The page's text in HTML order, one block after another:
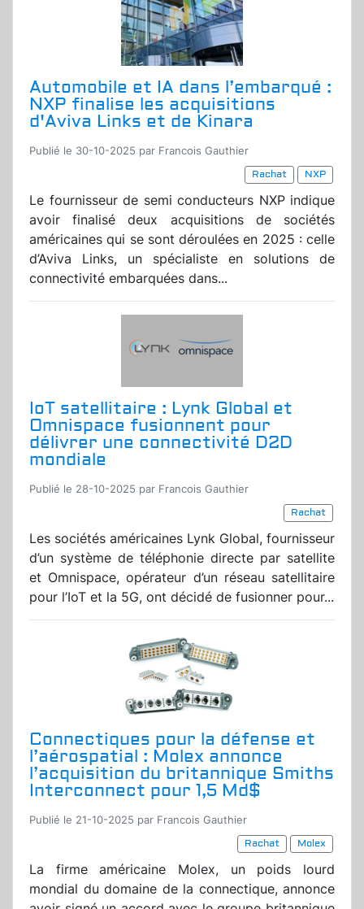
Automobile et IA dans l’embarqué :
NXP finalise les acquisitions
d'Aviva Links et de Kinara
Publié le 30-10-2025 par Francois Gauthier
Rachat
NXP
Le fournisseur de semi conducteurs NXP indique
avoir finalisé deux acquisitions de sociétés
américaines qui se sont déroulées en 2025 : celle
d’Aviva Links, un spécialiste en solutions de
connectivité embarquées dans...
IoT satellitaire : Lynk Global et
Omnispace fusionnent pour
délivrer une connectivité D2D
mondiale
Publié le 28-10-2025 par Francois Gauthier
Rachat
Les sociétés américaines Lynk Global, fournisseur
d’un système de téléphonie directe par satellite
et Omnispace, opérateur d’un réseau satellitaire
pour l’IoT et la 5G, ont décidé de fusionner pour...
Connectiques pour la défense et
l’aérospatial : Molex annonce
l’acquisition du britannique Smiths
Interconnect pour 1,5 Md$
Publié le 21-10-2025 par Francois Gauthier
Rachat
Molex
La firme américaine Molex, un poids lourd
mondial du domaine de la connectique, annonce